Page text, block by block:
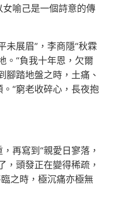
喻己是一個詩意的傳
展眉”，李商隱“秋霖
。“負我十年恩，欠爾
腳踏地盤之時，土痛、
“窮老收碎心，長夜抱
再寫到“親愛日寥落，
頭發正在變得稀疏，
之時，極沉痛亦極無